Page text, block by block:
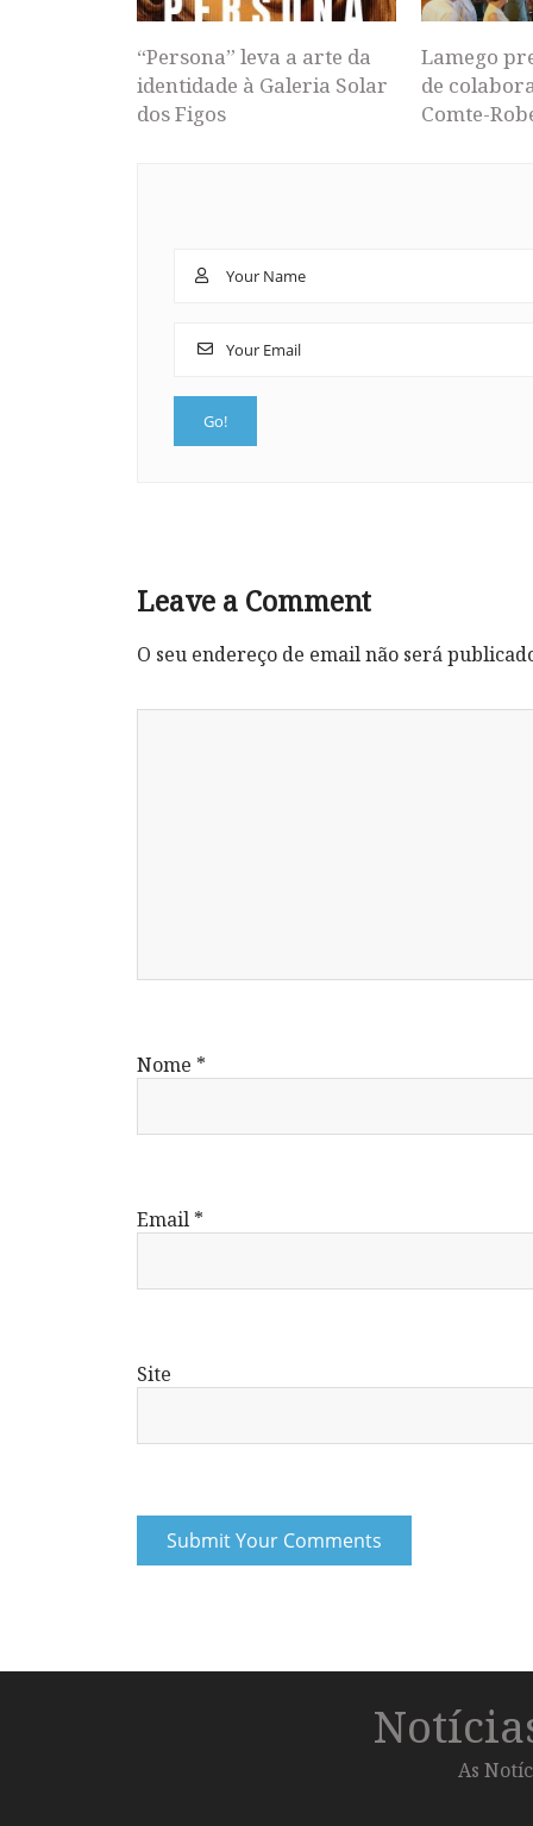
“Persona” leva a arte da
identidade à Galeria Solar
dos Figos
Lamego
de
Comte-
Leave a Comment
O seu endereço de email não será
Nome *
Email *
Site
As